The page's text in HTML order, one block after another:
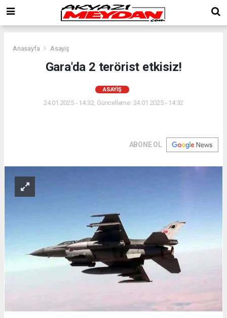
Anasayfa Asayiş
Gara'da 2 terörist etkisiz!
ASAYIŞ
24.01.2025 - 14:32, Güncelleme: 24.01.2025 - 14:32
ABONE OL